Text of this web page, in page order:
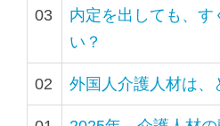
03
内定を出しても、す
い？
02 外国人介護人材は、